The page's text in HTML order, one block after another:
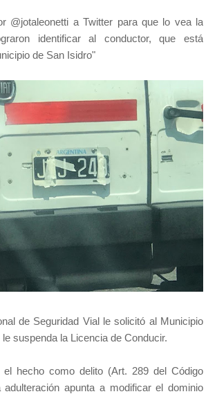
@jotaleonetti a Twitter para que lo vea la
identificar al conductor, que está
de San Isidro"
de Seguridad Vial le solicitó al Municipio
suspenda la Licencia de Conducir.
hecho como delito (Art. 289 del Código
adulteración apunta a modificar el dominio